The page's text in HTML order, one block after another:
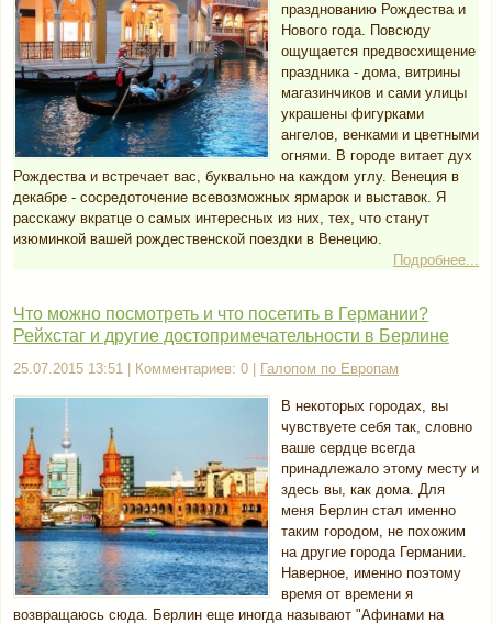
празднованию Рождества и
Нового года. Повсюду
ощущается предвосхищение
праздника - дома, витрины
магазинчиков и сами улицы
украшены фигурками
ангелов, венками и цветными
огнями. В городе витает дух
Рождества и встречает вас, буквально на каждом углу. Венеция в
декабре - сосредоточение всевозможных ярмарок и выставок. Я
расскажу вкратце о самых интересных из них, тех, что станут
изюминкой вашей рождественской поездки в Венецию.
Подробнее...
Что можно посмотреть и что посетить в Германии?
Рейхстаг и другие достопримечательности в Берлине
25.07.2015 13:51 | Комментариев: 0 | Галопом по Европам
В некоторых городах, вы
чувствуете себя так, словно
ваше сердце всегда
принадлежало этому месту и
здесь вы, как дома. Для
меня Берлин стал именно
таким городом, не похожим
на другие города Германии.
Наверное, именно поэтому
время от времени я
возвращаюсь сюда. Берлин еще иногда называют "Афинами на